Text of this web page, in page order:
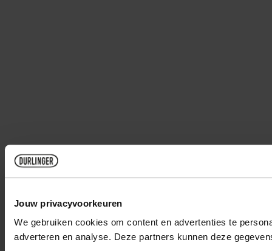
Jouw privacyvoorkeuren
We gebruiken cookies om content en advertenties te
adverteren en analyse. Deze partners kunnen deze